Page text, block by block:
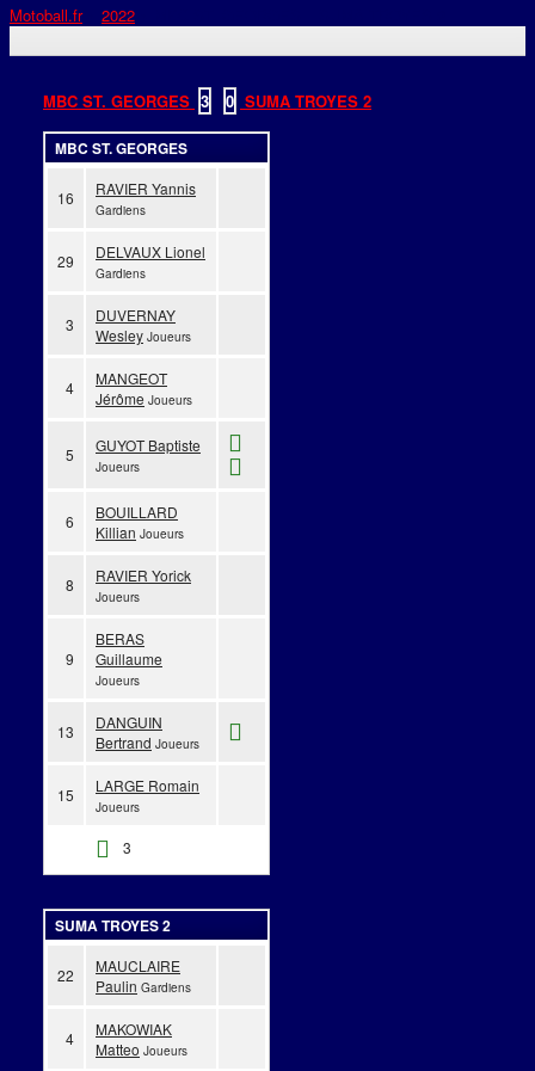
Motoball.fr> 2022
MBC ST. GEORGES 3 0 SUMA TROYES 2
MBC ST. GEORGES
16 RAVIER Yannis
Gardiens
29 DELVAUX Lionel
Gardiens
3
DUVERNAY
Wesley Joueurs
4
MANGEOT
Jérôme Joueurs
5 GUYOT Baptiste
Joueurs
6
BOUILLARD
Killian Joueurs
8 RAVIER Yorick
Joueurs
9
BERAS
Guillaume
Joueurs
13
DANGUIN
Bertrand Joueurs
15 LARGE Romain
Joueurs
3
SUMA TROYES 2
22
MAUCLAIRE
Paulin Gardiens
4
MAKOWIAK
Matteo Joueurs